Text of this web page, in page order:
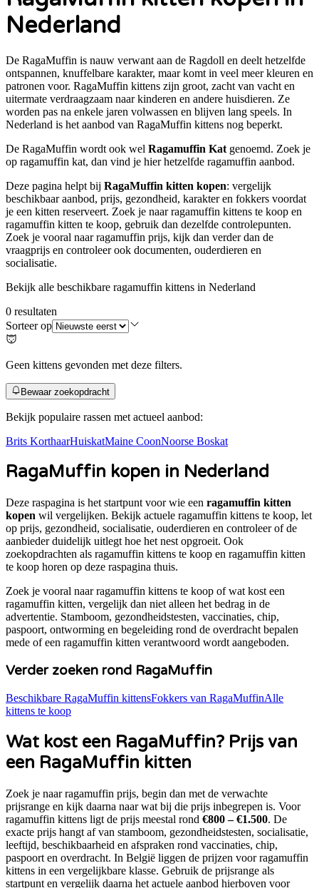
Nederland
De RagaMuffin is nauw verwant aan de Ragdoll en deelt hetzelfde
ontspannen, knuffelbare karakter, maar komt in veel meer kleuren en
patronen voor. RagaMuffin kittens zijn groot, zacht van vacht en
uitermate verdraagzaam naar kinderen en andere huisdieren. Ze
worden pas na enkele jaren volwassen en blijven lang speels. In
Nederland is het aanbod van RagaMuffin kittens nog beperkt.
De RagaMuffin wordt ook wel Ragamuffin Kat genoemd. Zoek je
op ragamuffin kat, dan vind je hier hetzelfde ragamuffin aanbod.
Deze pagina helpt bij RagaMuffin kitten kopen: vergelijk
beschikbaar aanbod, prijs, gezondheid, karakter en fokkers voordat
je een kitten reserveert. Zoek je naarragamuffin kittens te koop en
ragamuffin kitten te koop, gebruik dan dezelfde controlepunten.
Zoek je vooral naar ragamuffin prijs, kijk dan verder dan de
vraagprijs en controleer ook documenten, ouderdieren en
socialisatie.
Bekijk alle beschikbare ragamuffin kittens in Nederland
0 resultaten
Sorteer op
Geen kittens gevonden met deze filters.
Bewaar zoekopdracht
Bekijk populaire rassen met actueel aanbod:
Brits KorthaarHuiskatMaine CoonNoorse Boskat
RagaMuffin kopen in Nederland
Deze raspagina is het startpunt voor wie een ragamuffin kitten
kopen wil vergelijken. Bekijk actuele ragamuffin kittens te koop, let
op prijs, gezondheid, socialisatie, ouderdieren en controleer of de
aanbieder duidelijk uitlegt hoe het nest opgroeit. Ook
zoekopdrachten als ragamuffin kittens te koop en ragamuffin kitten
te koop horen op deze raspagina thuis.
Zoek je vooral naar ragamuffin kittens te koop of wat kost een
ragamuffin kitten, vergelijk dan niet alleen het bedrag in de
advertentie. Stamboom, gezondheidstesten, vaccinaties, chip,
paspoort, ontworming en begeleiding rond de overdracht bepalen
mede of een ragamuffin kitten verantwoord wordt aangeboden.
Verder zoeken rond RagaMuffin
Beschikbare RagaMuffin kittensFokkers van RagaMuffinAlle
kittens te koop
Wat kost een RagaMuffin? Prijs van
een RagaMuffin kitten
Zoek je naarragamuffin prijs, begin dan met de verwachte
prijsrange en kijk daarna naar wat bij die prijs inbegrepen is. Voor
ragamuffin kittens ligt de prijs meestal rond €800 – €1.500. De
exacte prijs hangt af van stamboom, gezondheidstesten, socialisatie,
leeftijd, beschikbaarheid en afspraken rond vaccinaties, chip,
paspoort en overdracht. In België liggen de prijzen voor ragamuffin
kittens in een vergelijkbare klasse. Gebruik de prijsrange als
startpunt en vergelijk daarna het actuele aanbod hierboven voor